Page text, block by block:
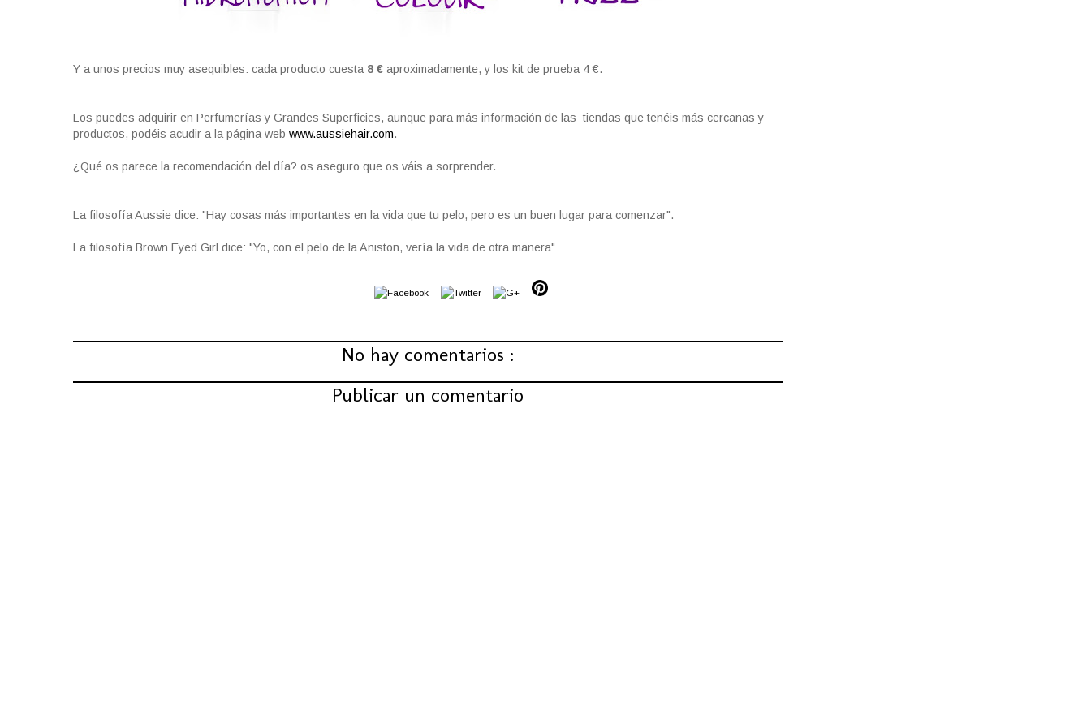
Y a unos precios muy asequibles: cada producto cuesta 8 € aproximadamente, y los kit de prueba 4 €.
Los puedes adquirir en Perfumerías y Grandes Superficies, aunque para más información de las tiendas que tenéis más cercanas y
productos, podéis acudir a la página web www.aussiehair.com.
¿Qué os parece la recomendación del día? os aseguro que os váis a sorprender.
La filosofía Aussie dice: "Hay cosas más importantes en la vida que tu pelo, pero es un buen lugar para comenzar".
La filosofía Brown Eyed Girl dice: "Yo, con el pelo de la Aniston, vería la vida de otra manera"
No hay comentarios :
Publicar un comentario